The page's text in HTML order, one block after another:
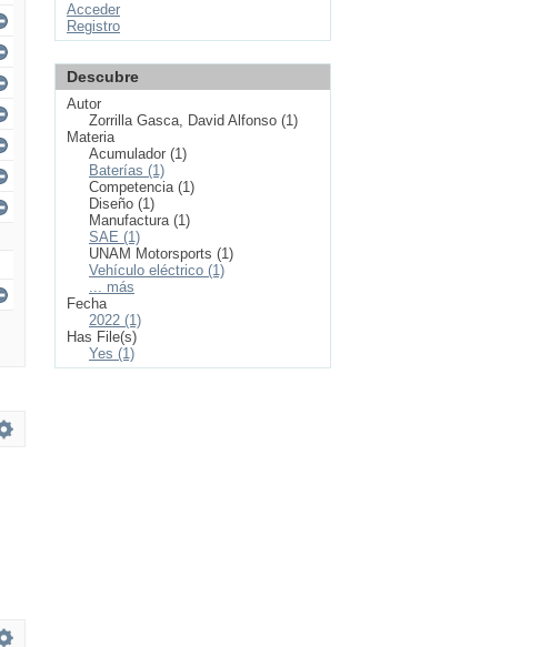
Acceder
Registro
Descubre
Autor
Zorrilla Gasca, David Alfonso (1)
Materia
Acumulador (1)
Baterías (1)
Competencia (1)
Diseño (1)
Manufactura (1)
SAE (1)
UNAM Motorsports (1)
Vehículo eléctrico (1)
... más
Fecha
2022 (1)
Has File(s)
Yes (1)